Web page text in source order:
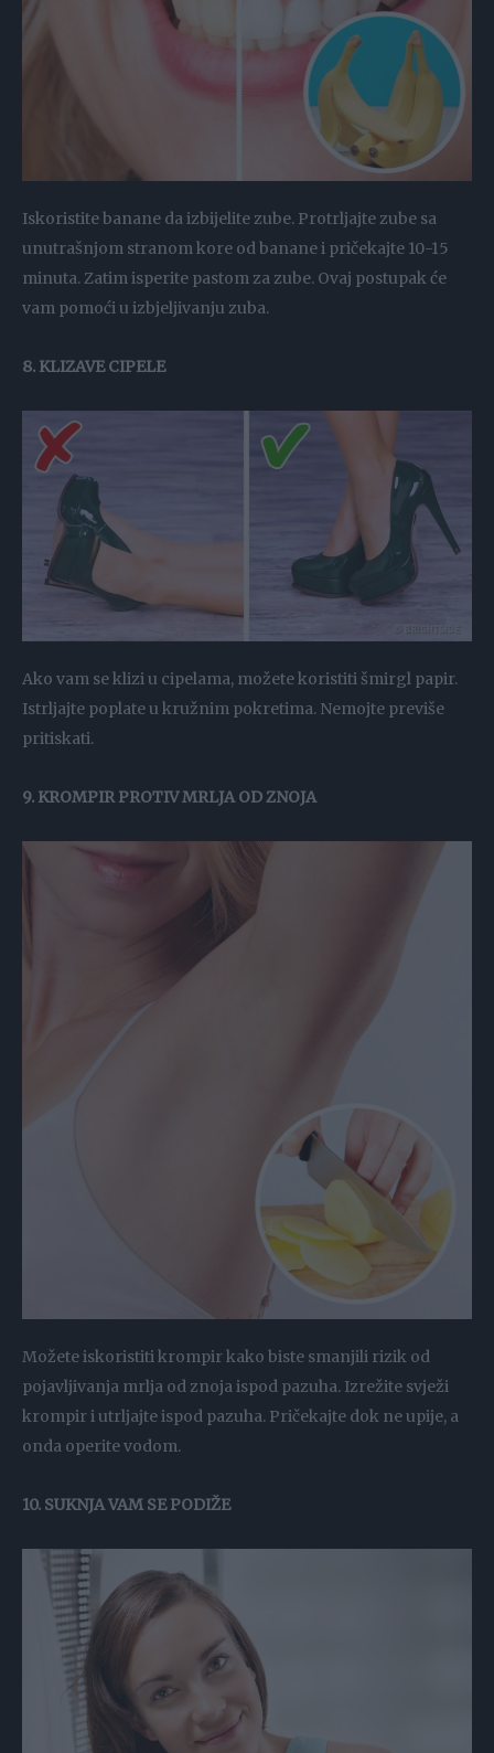
Iskoristite banane da izbijelite zube. Protrljajte zube sa
unutrašnjom stranom kore od banane i pričekajte 10-15
minuta. Zatim isperite pastom za zube. Ovaj postupak će
vam pomoći u izbjeljivanju zuba.
8. KLIZAVE CIPELE
Ako vam se klizi u cipelama, možete koristiti šmirgl papir.
Istrljajte poplate u kružnim pokretima. Nemojte previše
pritiskati.
9. KROMPIR PROTIV MRLJA OD ZNOJA
Možete iskoristiti krompir kako biste smanjili rizik od
pojavljivanja mrlja od znoja ispod pazuha. Izrežite svježi
krompir i utrljajte ispod pazuha. Pričekajte dok ne upije, a
onda operite vodom.
10. SUKNJA VAM SE PODIŽE